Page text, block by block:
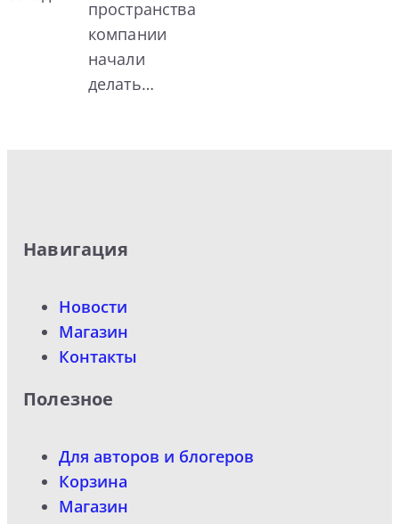
пространства
компании
начали
делать…
Навигация
Новости
Магазин
Контакты
Полезное
Для авторов и блогеров
Корзина
Магазин